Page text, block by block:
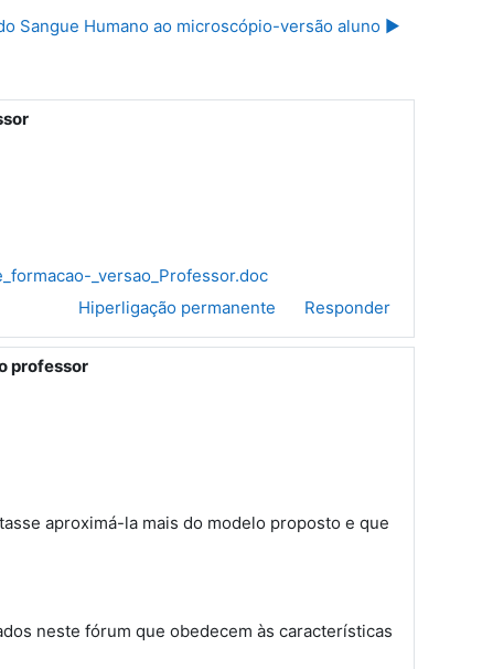
Sangue Humano ao microscópio-versão aluno ▶︎
_versao_Professor.doc
Hiperligação permanente
Responder
professor
aproximá-la mais do modelo proposto e que
neste fórum que obedecem às características